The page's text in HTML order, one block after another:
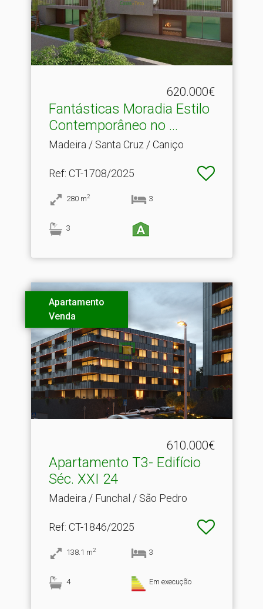
620.000€
Fantásticas Moradia Estilo
Contemporâneo no .​..
Madeira / Santa Cruz / Caniço
Ref: CT-1708/2025
280 m2 3
3
Apartamento
Venda
610.000€
Apartamento T3- Edifício
Séc.​ XXI 24
Madeira / Funchal / São Pedro
Ref: CT-1846/2025
138.1 m2 3
4 Em execução